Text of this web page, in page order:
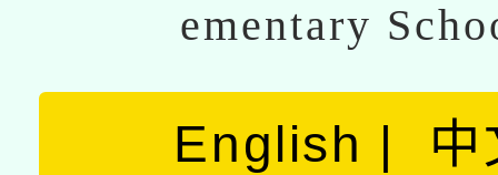
ementary
English 中